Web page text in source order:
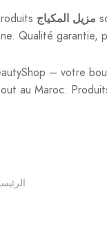
مزيل المكياج
Qualité
– votre
au Maroc.